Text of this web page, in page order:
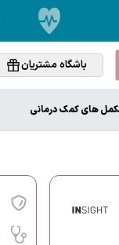
باشگاه مشتریان
های کمک درمانی